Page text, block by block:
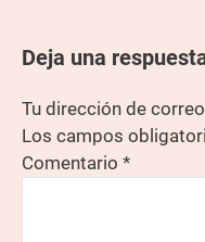
Deja una
Tu dirección de
Los campos
Comentario *